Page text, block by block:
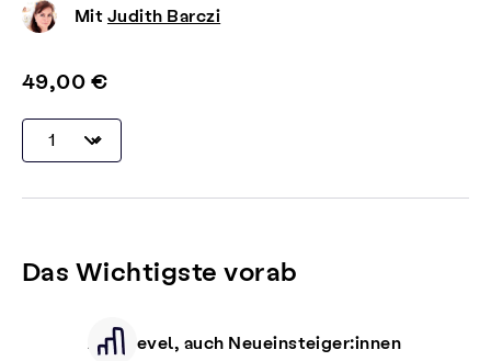
Mit Judith Barczi
49,00 €
Das Wichtigste vorab
Alle Level, auch Neueinsteiger:innen